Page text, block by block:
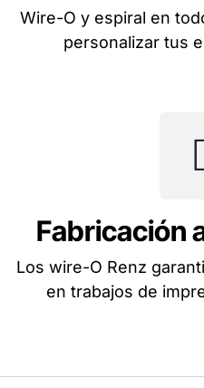
Wire-O y espiral en
personalizar tus
Fabricación
Los wire-O Renz
en trabajos de